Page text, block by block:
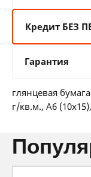
Кредит БЕЗ
12 мес:3 BYN/
36 мес:1
Гарантия
12
глянцевая
г/кв.м., A6